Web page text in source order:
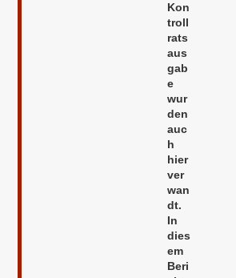
Kon
troll
rats
aus
gab
e
wur
den
auc
h
hier
ver
wan
dt.
In
dies
em
Beri